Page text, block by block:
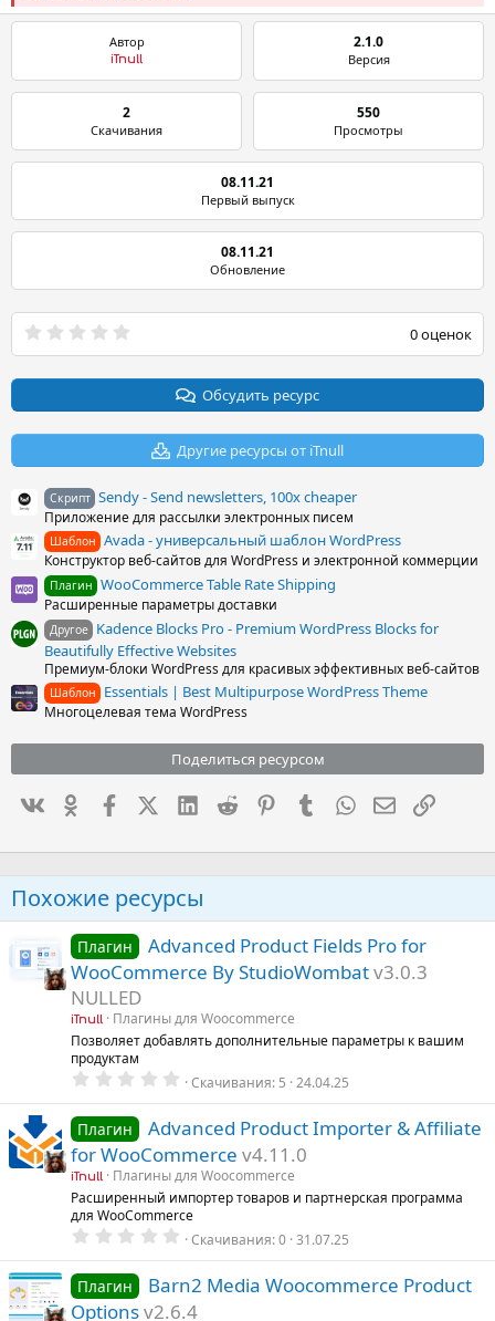
Автор
iTnull
2.1.0
Версия
2
Скачивания
550
Просмотры
08.11.21
Первый выпуск
08.11.21
Обновление
0
0
в
з
0 оценок
Обсудить ресурс
Другие ресурсы от iTnull
Скрипт Sendy - Send newsletters, 100x cheaper
Приложение для рассылки электронных писем
Шаблон Avada - универсальный шаблон WordPress
Конструктор веб-сайтов для WordPress и электронной коммерции
Плагин WooCommerce Table Rate Shipping
Расширенные параметры доставки
Другое Kadence Blocks Pro - Premium WordPress Blocks for
Beautifully Effective Websites
Премиум-блоки WordPress для красивых эффективных веб-сайтов
Шаблон Essentials | Best Multipurpose WordPress Theme
Многоцелевая тема WordPress
Поделиться ресурсом
ВконтактеОдноклассники
FacebookX (Twitter)LinkedIn
Reddit PinterestTumblrWhatsAppСсылка
Похожие ресурсы
Плагин
Advanced Product Fields Pro for
WooCommerce By StudioWombatv3.0.3
NULLED
iTnull
Плагины для Woocommerce
Позволяет добавлять дополнительные параметры к вашим
продуктам
0
0
0
з
в
ё
з
д
Скачивания 5 24.04.25
Плагин
Advanced Product Importer & Affiliate
for WooCommerce v4.11.0
iTnull
Плагины для Woocommerce
Расширенный импортер товаров и партнерская программа
для WooCommerce
0
0
0
з
в
Скачивания 0 31.07.25
Плагин
Barn2 Media Woocommerce Product
Optionsv2.6.4